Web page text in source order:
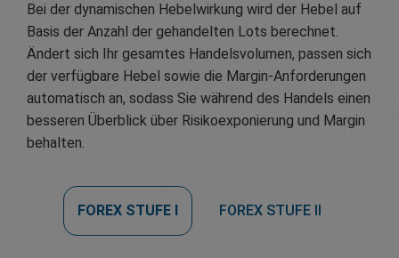
Bei der dynamischen Hebelwirkung wird der Hebel auf
Basis der Anzahl der gehandelten Lots berechnet.
Ändert sich Ihr gesamtes Handelsvolumen, passen sich
der verfügbare Hebel sowie die Margin-Anforderungen
automatisch an, sodass Sie während des Handels einen
besseren Überblick über Risikoexponierung und Margin
behalten.
FOREX STUFE I FOREX STUFE II